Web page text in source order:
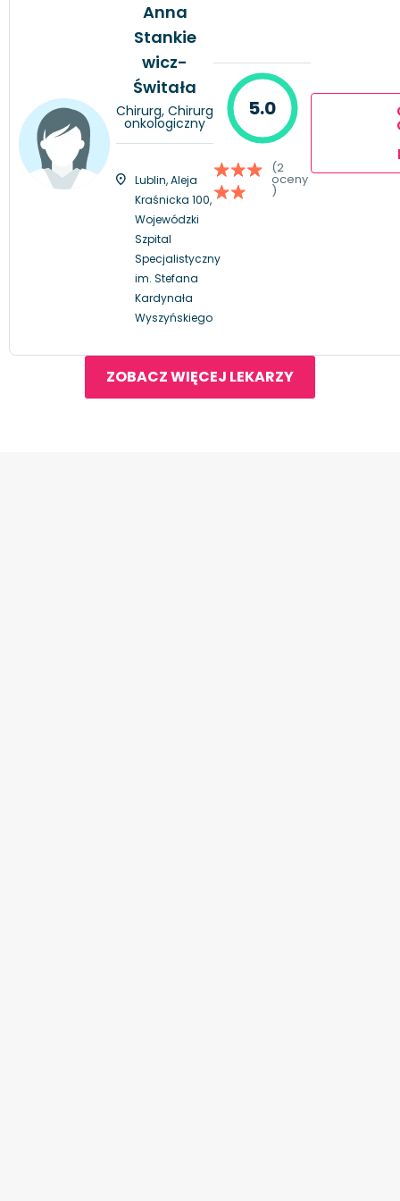
Anna
Stankie
wicz-
Świtała
Chirurg, Chirurg
onkologiczny
Lublin, Aleja
Kraśnicka 100,
Wojewódzki
Szpital
Specjalistyczny
im. Stefana
Kardynała
Wyszyńskiego
5.0
(2
oceny
)
ZOBACZ WIĘCEJ LEKARZY